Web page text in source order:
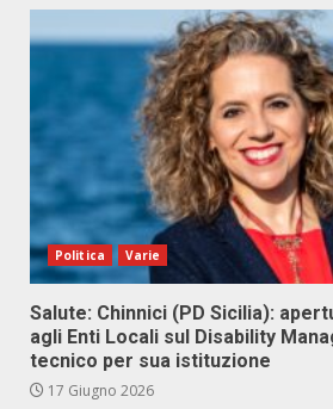
Politica Varie
Salute: Chinnici (PD Sicilia):
agli Enti Locali sul Disability
tecnico per sua istituzione
17 Giugno 2026